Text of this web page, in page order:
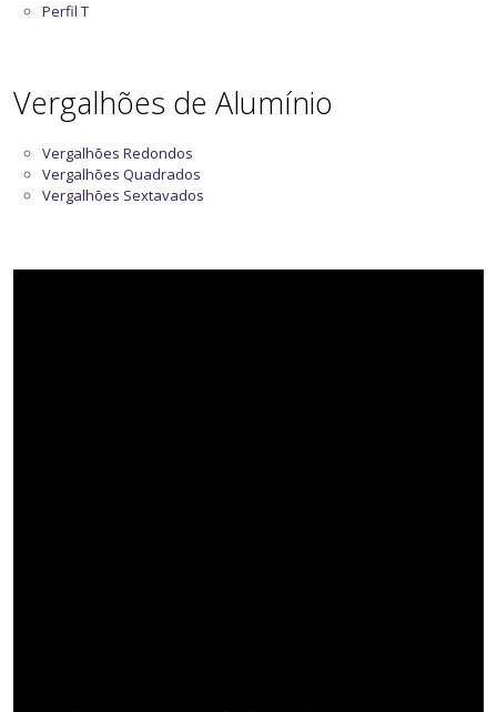
Perfil T
Vergalhões de Alumínio
Vergalhões Redondos
Vergalhões Quadrados
Vergalhões Sextavados